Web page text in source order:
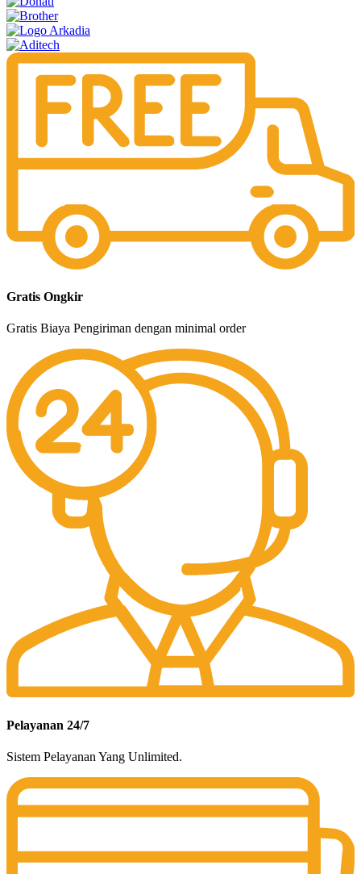
Gratis Ongkir
Gratis Biaya Pengiriman dengan minimal order
Pelayanan 24/7
Sistem Pelayanan Yang Unlimited.